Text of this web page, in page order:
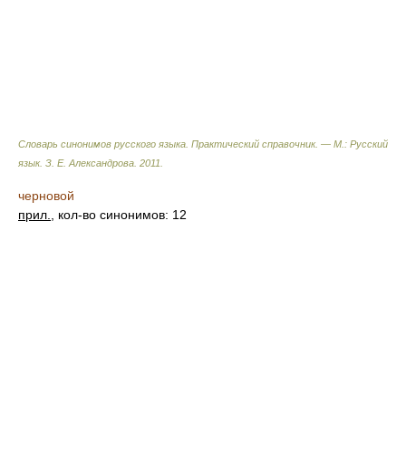
Словарь синонимов русского языка. Практический справочник. — М.: Русский
язык. З. Е. Александрова 2011
черновой
прил.
, кол-во синонимов: 12